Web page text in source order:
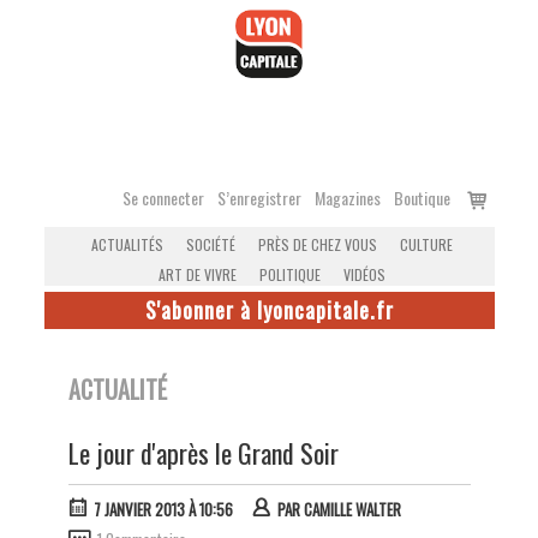
Se connecter S’enregistrer Magazines Boutique
Voir
ACTUALITÉS SOCIÉTÉ PRÈS DE CHEZ VOUS
CULTURE
ART DE VIVRE
POLITIQUE VIDÉOS
S'abonner à lyoncapitale.fr
ACTUALITÉ
Le jour d'après le Grand Soir
7 JANVIER 2013 À 10:56 PARCAMILLE WALTER